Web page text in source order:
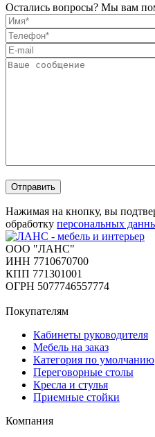
Остались вопросы? Мы вам
Отправить
Нажимая на кнопку, вы
обработку персональных
ООО "ЛАНС"
ИНН 7710670700
КПП 771301001
ОГРН 5077746557774
Покупателям
Кабинеты руководителя
Мебель на заказ
Категория по умолчанию
Переговорные столы
Кресла и стулья
Приемные стойки
Компания